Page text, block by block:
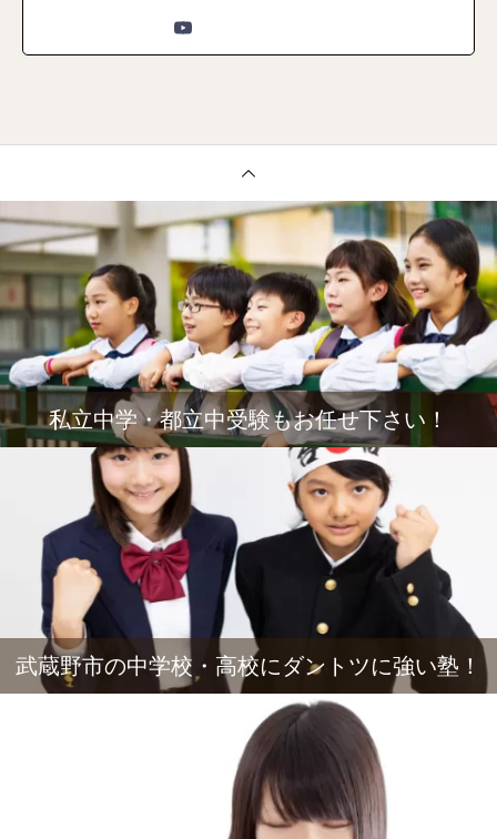
私立中学・都立中受験もお任せ下さい！
武蔵野市の中学校・高校にダントツに強い塾！